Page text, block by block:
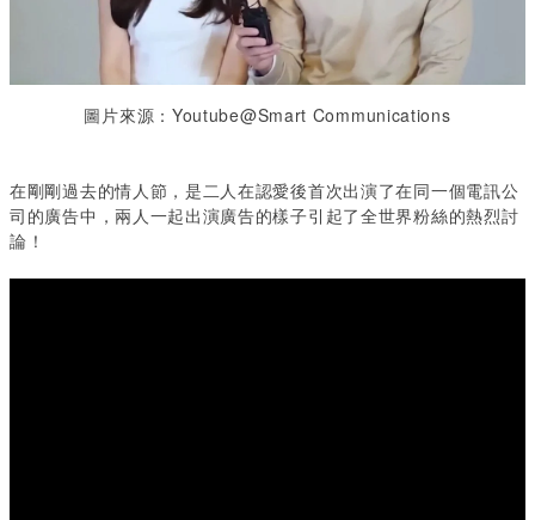
圖片來源：Youtube@Smart Communications
在剛剛過去的情人節，是二人在認愛後首次出演了在同一個電訊公
司的廣告中，兩人一起出演廣告的樣子引起了全世界粉絲的熱烈討
論！